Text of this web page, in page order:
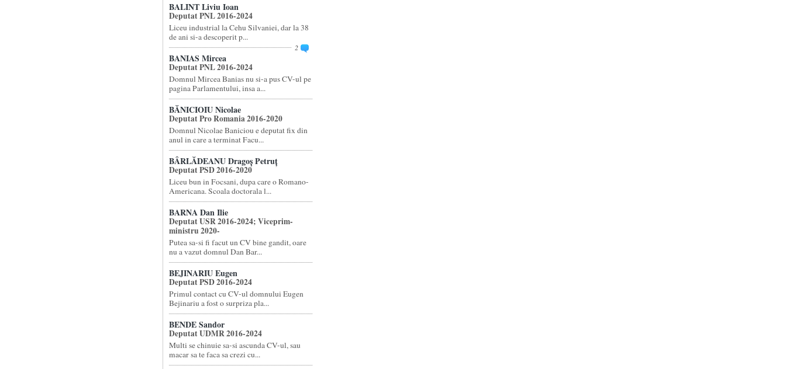
BALINT Liviu Ioan
Deputat PNL 2016-2024
Liceu industrial la Cehu Silvaniei, dar la 38
de ani si-a descoperit p...
2
BANIAS Mircea
Deputat PNL 2016-2024
Domnul Mircea Banias nu si-a pus CV-ul pe
pagina Parlamentului, insa a...
BĂNICIOIU Nicolae
Deputat Pro Romania 2016-2020
Domnul Nicolae Baniciou e deputat fix din
anul in care a terminat Facu...
BÂRLĂDEANU Dragoș Petruț
Deputat PSD 2016-2020
Liceu bun in Focsani, dupa care o Romano-
Americana. Scoala doctorala l...
BARNA Dan Ilie
Deputat USR 2016-2024; Viceprim-
ministru 2020-
Putea sa-si fi facut un CV bine gandit, oare
nu a vazut domnul Dan Bar...
BEJINARIU Eugen
Deputat PSD 2016-2024
Primul contact cu CV-ul domnului Eugen
Bejinariu a fost o surpriza pla...
BENDE Sandor
Deputat UDMR 2016-2024
Multi se chinuie sa-si ascunda CV-ul, sau
macar sa te faca sa crezi cu...